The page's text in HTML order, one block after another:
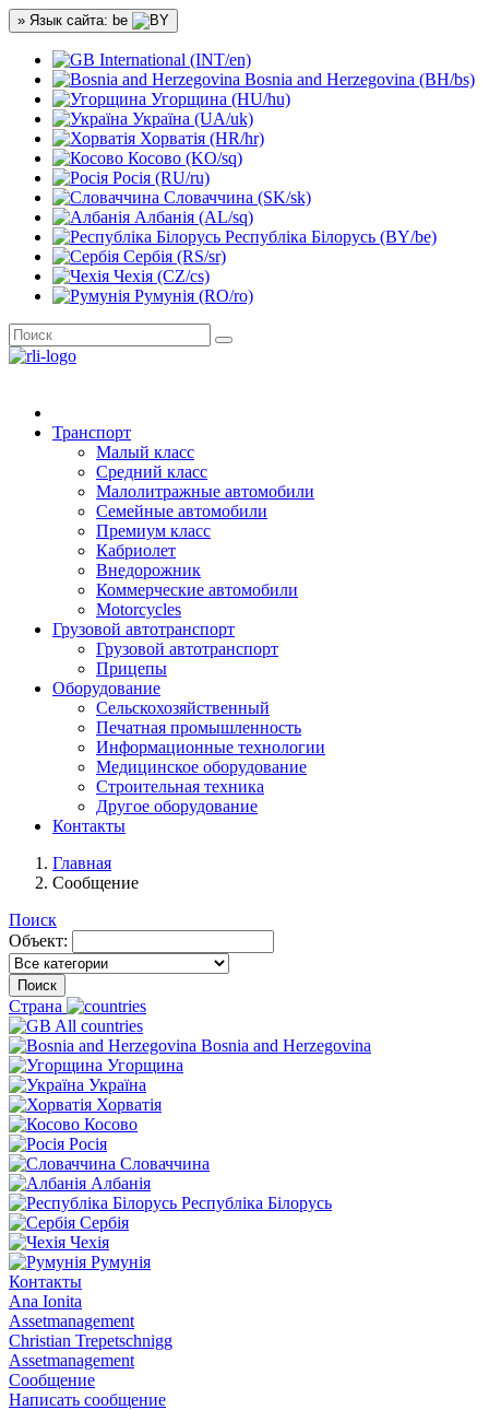
» Язык сайта: be
International (INT/en)
Bosnia and Herzegovina (BH/bs)
Угорщина (HU/hu)
Україна (UA/uk)
Хорватія (HR/hr)
Косово (KO/sq)
Росія (RU/ru)
Словаччина (SK/sk)
Албанія (AL/sq)
Республіка Білорусь (BY/be)
Сербія (RS/sr)
Чехія (CZ/cs)
Румунія (RO/ro)
Транспорт
Малый класс
Средний класс
Малолитражные автомобили
Семейные автомобили
Премиум класс
Кабриолет
Внедорожник
Коммерческие автомобили
Motorcycles
Грузовой автотранспорт
Грузовой автотранспорт
Прицепы
Оборудование
Сельскохозяйственный
Печатная промышленность
Информационные технологии
Медицинское оборудование
Строительная техника
Другое оборудование
Контакты
Главная
Сообщение
Поиск
Объект:
Поиск
Страна
All countries
Bosnia and Herzegovina
Угорщина
Україна
Хорватія
Косово
Росія
Словаччина
Албанія
Республіка Білорусь
Сербія
Чехія
Румунія
Контакты
Ana Ionita
Assetmanagement
Christian Trepetschnigg
Assetmanagement
Сообщение
Написать сообщение